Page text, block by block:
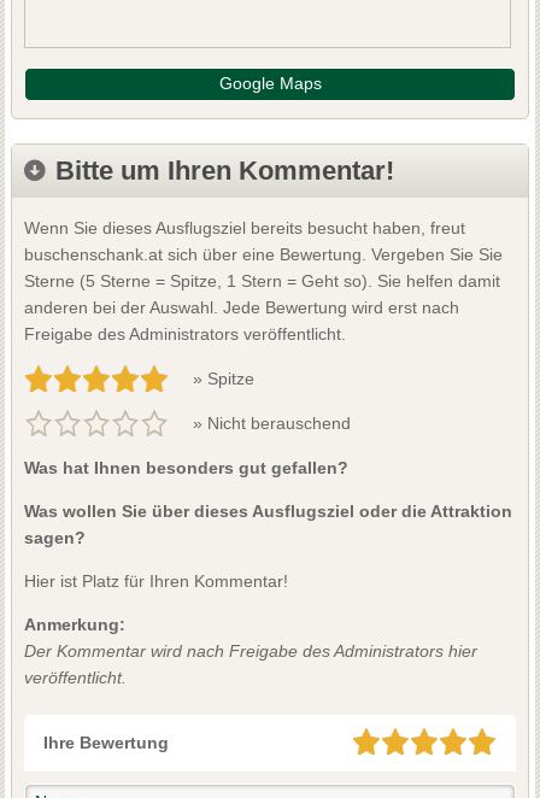
Google Maps
Bitte um Ihren Kommentar!
Wenn Sie dieses Ausflugsziel bereits besucht haben, freut
buschenschank.at sich über eine Bewertung. Vergeben Sie Sie
Sterne (5 Sterne = Spitze, 1 Stern = Geht so). Sie helfen damit
anderen bei der Auswahl. Jede Bewertung wird erst nach
Freigabe des Administrators veröffentlicht.
» Spitze
» Nicht berauschend
Was hat Ihnen besonders gut gefallen?
Was wollen Sie über dieses Ausflugsziel oder die Attraktion
sagen?
Hier ist Platz für Ihren Kommentar!
Anmerkung:
Der Kommentar wird nach Freigabe des Administrators hier
veröffentlicht.
Ihre Bewertung